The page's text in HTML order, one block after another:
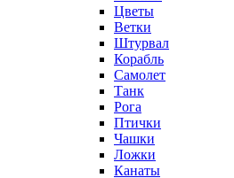
Цветы
Ветки
Штурвал
Корабль
Самолет
Танк
Рога
Птички
Чашки
Ложки
Канаты